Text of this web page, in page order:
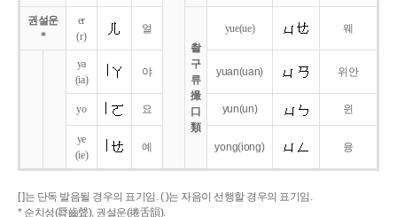
권설운
*
er
(r)
얼
촬
구
류
撮
口
類
yue(ue) 웨
ya
(ia)
야 yuan(uan) 위안
yo 요 yun(un) 윈
ye
(ie)
예 yong(iong) 융
[ ]는 단독 발음될 경우의 표기임. ( )는 자음이 선행할 경우의 표기임.
* 순치성(脣齒聲), 권설운(捲舌韻).